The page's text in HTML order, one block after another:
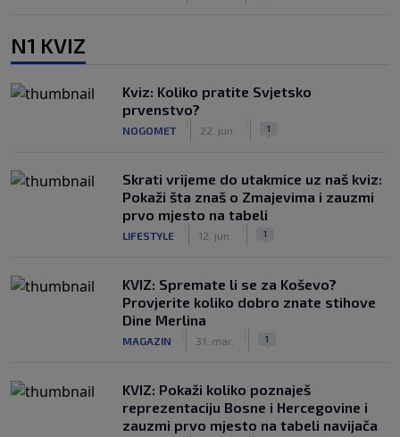
N1 KVIZ
Kviz: Koliko pratite Svjetsko
prvenstvo?
NOGOMET 22. jun. 1
Skrati vrijeme do utakmice uz naš kviz:
Pokaži šta znaš o Zmajevima i zauzmi
prvo mjesto na tabeli
LIFESTYLE 12. jun. 1
KVIZ: Spremate li se za Koševo?
Provjerite koliko dobro znate stihove
Dine Merlina
MAGAZIN 31. mar. 1
KVIZ: Pokaži koliko poznaješ
reprezentaciju Bosne i Hercegovine i
zauzmi prvo mjesto na tabeli navijača